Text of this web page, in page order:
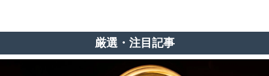
厳選・注目記事